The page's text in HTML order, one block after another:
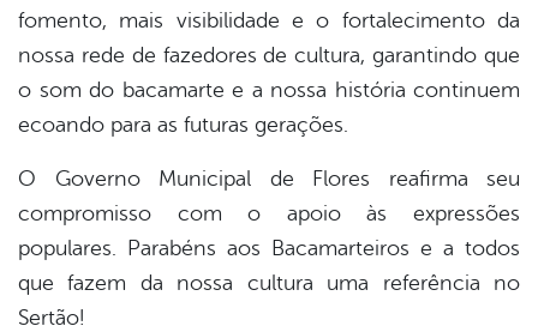
fomento, mais visibilidade e o fortalecimento da
nossa rede de fazedores de cultura, garantindo que
o som do bacamarte e a nossa história continuem
ecoando para as futuras gerações.
O Governo Municipal de Flores reafirma seu
compromisso com o apoio às expressões
populares. Parabéns aos Bacamarteiros e a todos
que fazem da nossa cultura uma referência no
Sertão!